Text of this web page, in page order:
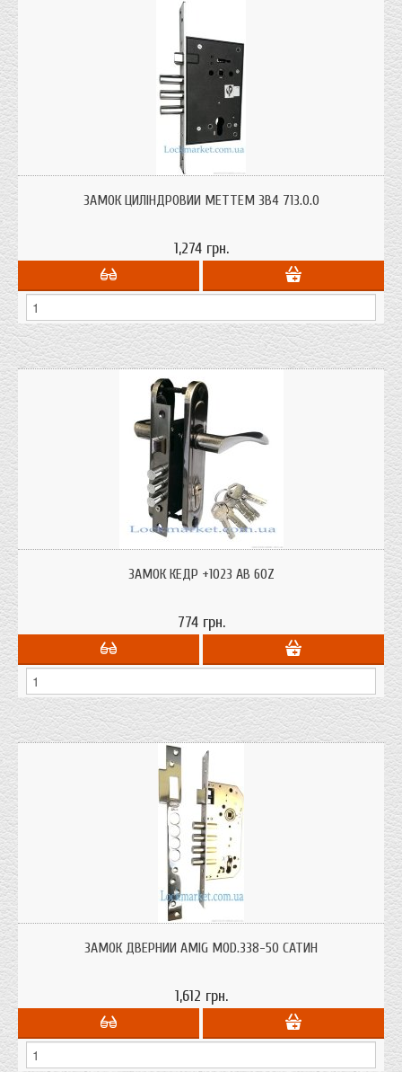
ЗАМОК ЦИЛІНДРОВИЙ МЕТТЕМ ЗВ4 713.0.0
1,274 грн.
дерев'яних дверей в комплекті з циліндром 60 мм.
ЗАМОК КЕДР +1023 АВ 60Z
774 грн.
ригеля під циліндр, броні накладку від іспанського виробника.
ЗАМОК ДВЕРНИЙ AMIG MOD.338-50 САТИН
1,612 грн.